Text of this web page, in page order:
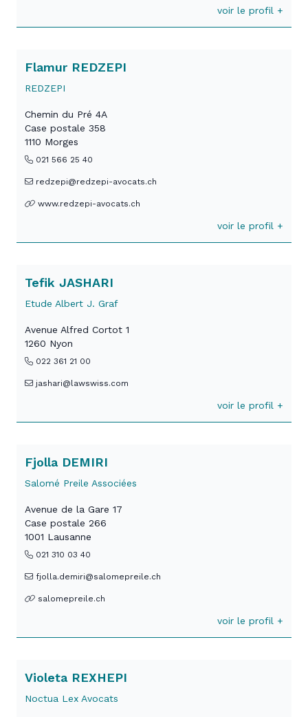
voir le profil +
Flamur REDZEPI
REDZEPI
Chemin du Pré 4A
Case postale 358
1110 Morges
021 566 25 40
redzepi@redzepi-avocats.ch
www.redzepi-avocats.ch
voir le profil +
Tefik JASHARI
Etude Albert J. Graf
Avenue Alfred Cortot 1
1260 Nyon
022 361 21 00
jashari@lawswiss.com
voir le profil +
Fjolla DEMIRI
Salomé Preile Associées
Avenue de la Gare 17
Case postale 266
1001 Lausanne
021 310 03 40
fjolla.demiri@salomepreile.ch
salomepreile.ch
voir le profil +
Violeta REXHEPI
Noctua Lex Avocats